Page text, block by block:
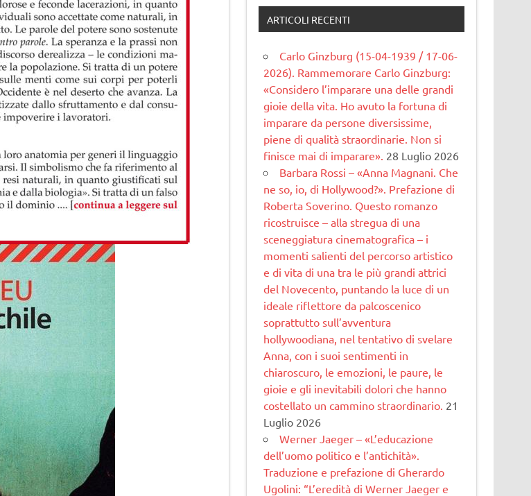
ARTICOLI RECENTI
Carlo Ginzburg (15-04-1939 / 17-06-
2026). Rammemorare Carlo Ginzburg:
«Considero l’imparare una delle grandi
gioie della vita. Ho avuto la fortuna di
imparare da persone diversissime,
piene di qualità straordinarie. Non si
finisce mai di imparare». 28 Luglio 2026
Barbara Rossi – «Anna Magnani. Che
ne so, io, di Hollywood?». Prefazione di
Roberta Soverino. Questo romanzo
ricostruisce – alla stregua di una
sceneggiatura cinematogra­fica – i
momenti salienti del percorso artistico
e di vita di una tra le più grandi attrici
del Novecento, puntando la luce di un
ideale riflettore da palcoscenico
soprattutto sull’avventura
hollywoodiana, nel tentativo di svelare
Anna, con i suoi sentimenti in
chiaroscuro, le emozioni, le paure, le
gioie e gli inevitabili dolori che hanno
costellato un cammino straordinario. 21
Luglio 2026
Werner Jaeger – «L’educazione
dell’uomo politico e l’antichità».
Traduzione e prefazione di Gherardo
Ugolini: “L’eredità di Werner Jaeger e